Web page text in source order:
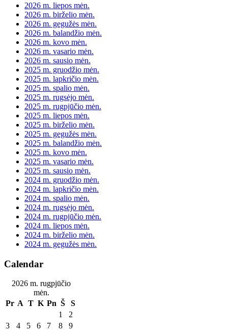
2026 m. liepos mėn.
2026 m. birželio mėn.
2026 m. gegužės mėn.
2026 m. balandžio mėn.
2026 m. kovo mėn.
2026 m. vasario mėn.
2026 m. sausio mėn.
2025 m. gruodžio mėn.
2025 m. lapkričio mėn.
2025 m. spalio mėn.
2025 m. rugsėjo mėn.
2025 m. rugpjūčio mėn.
2025 m. liepos mėn.
2025 m. birželio mėn.
2025 m. gegužės mėn.
2025 m. balandžio mėn.
2025 m. kovo mėn.
2025 m. vasario mėn.
2025 m. sausio mėn.
2024 m. gruodžio mėn.
2024 m. lapkričio mėn.
2024 m. spalio mėn.
2024 m. rugsėjo mėn.
2024 m. rugpjūčio mėn.
2024 m. liepos mėn.
2024 m. birželio mėn.
2024 m. gegužės mėn.
Calendar
2026 m. rugpjūčio
mėn.
Pr A T K Pn Š
S
1
2
3
4 5 6 7 8
9